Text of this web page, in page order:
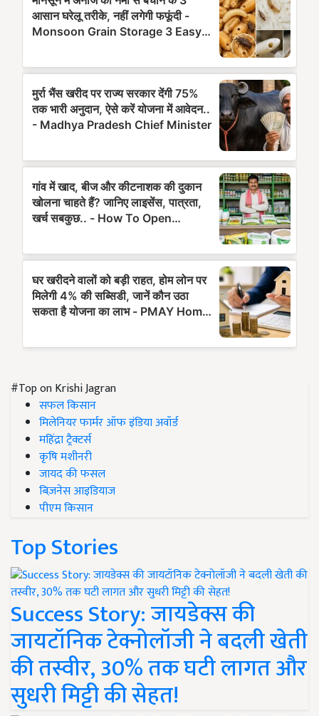
#Top on Krishi Jagran
सफल किसान
मिलेनियर फार्मर ऑफ इंडिया अवॉर्ड
महिंद्रा ट्रैक्टर्स
कृषि मशीनरी
जायद की फसल
बिज़नेस आइडियाज
पीएम किसान
Top Stories
Success Story: जायडेक्स की
जायटॉनिक टेक्नोलॉजी ने बदली खेती
की तस्वीर, 30% तक घटी लागत और
सुधरी मिट्टी की सेहत!